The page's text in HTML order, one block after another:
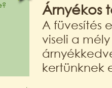
Árnyékos
A füvesítés
viseli a
kertünknek